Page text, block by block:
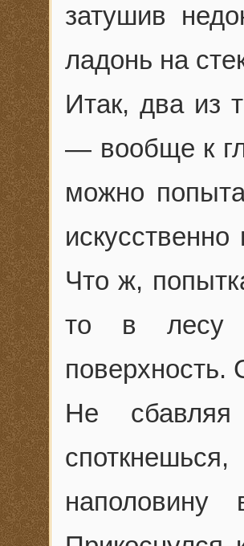
затушив
ладонь на
Итак, два из
— вообще к
можно
Что ж,
то в лесу
Не